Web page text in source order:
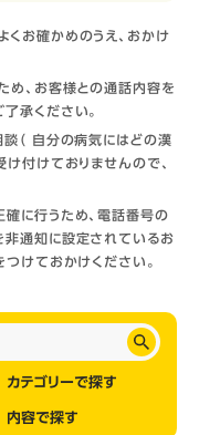
お確かめのうえ、おかけ
め、お客様との通話内容を
承ください。
（ 自分の病気にはどの漢
付けておりませんので、
に行うため、電話番号の
非通知に設定されているお
けておかけください。
カテゴリーで探す
内容で探す